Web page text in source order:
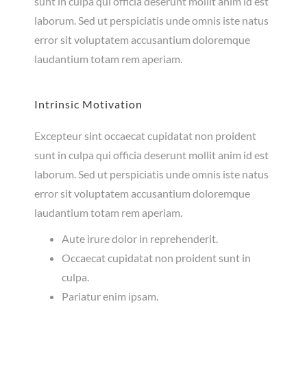
laborum. Sed ut perspiciatis unde omnis iste natus
error sit voluptatem accusantium doloremque
laudantium totam rem aperiam.
Intrinsic Motivation
Excepteur sint occaecat cupidatat non proident
sunt in culpa qui officia deserunt mollit anim id est
laborum. Sed ut perspiciatis unde omnis iste natus
error sit voluptatem accusantium doloremque
laudantium totam rem aperiam.
Aute irure dolor in reprehenderit.
Occaecat cupidatat non proident sunt in
culpa.
Pariatur enim ipsam.